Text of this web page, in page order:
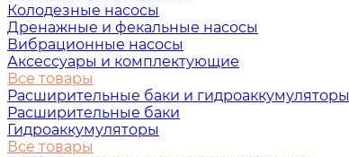
Колодезные насосы
Дренажные и фекальные насосы
Вибрационные насосы
Аксессуары и комплектующие
Все товары
Расширительные баки и гидроаккумуляторы
Расширительные баки
Гидроаккумуляторы
Все товары